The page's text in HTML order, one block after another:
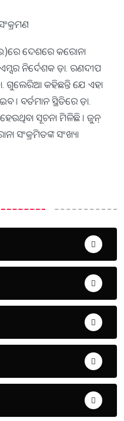
ଦେଶରେ କରୋନା
ଏମ୍ସର ନିର୍ଦେଶକ ଡ଼ା. ରଣଦୀପ
ଗୁଲେରିଆ କହିଛନ୍ତି ଯେ ଏହା
। ବର୍ତମାନ ସ୍ଥିତିରେ ଡ଼ା.
ସୂଚନା ମିଳିଛି । ଜୁନ୍
ସଂକ୍ରମିତଙ୍କ ସଂଖ୍ୟା